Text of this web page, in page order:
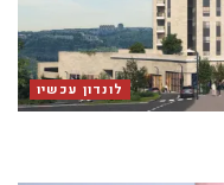
לונדון עכשיו